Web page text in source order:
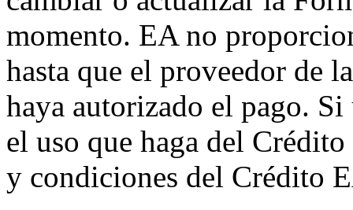
momento. EA no
hasta que el proveedor de
haya autorizado el pago.
el uso que haga del
y condiciones del Crédito